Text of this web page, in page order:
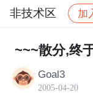
非技术区 加
非技术区
~~~散分,终
Goal3
2005-04-20